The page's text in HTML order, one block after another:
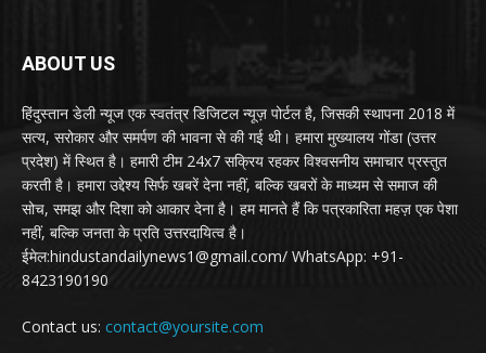
ABOUT US
हिंदुस्तान डेली न्यूज एक स्वतंत्र डिजिटल न्यूज़ पोर्टल है, जिसकी स्थापना 2018 में
सत्य, सरोकार और समर्पण की भावना से की गई थी। हमारा मुख्यालय गोंडा (उत्तर
प्रदेश) में स्थित है। हमारी टीम 24x7 सक्रिय रहकर विश्वसनीय समाचार प्रस्तुत
करती है। हमारा उद्देश्य सिर्फ खबरें देना नहीं, बल्कि खबरों के माध्यम से समाज की
सोच, समझ और दिशा को आकार देना है। हम मानते हैं कि पत्रकारिता महज़ एक पेशा
नहीं, बल्कि जनता के प्रति उत्तरदायित्व है।
ईमेल:hindustandailynews1@gmail.com/ WhatsApp: +91-
8423190190
Contact us: contact@yoursite.com